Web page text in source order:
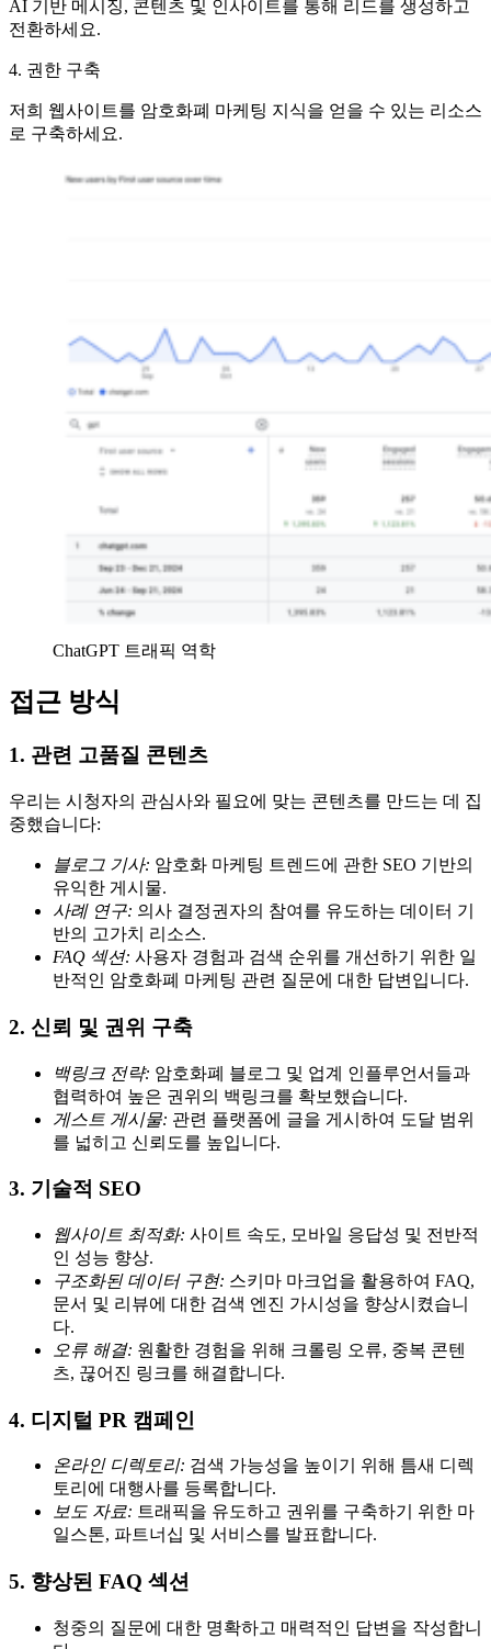
AI 기반 메시징, 콘텐츠 및 인사이트를 통해 리드를 생성하고
전환하세요.
4. 권한 구축
저희 웹사이트를 암호화폐 마케팅 지식을 얻을 수 있는 리소스
로 구축하세요.
ChatGPT 트래픽 역학
접근 방식
1. 관련 고품질 콘텐츠
우리는 시청자의 관심사와 필요에 맞는 콘텐츠를 만드는 데 집
중했습니다:
블로그 기사: 암호화 마케팅 트렌드에 관한 SEO 기반의
유익한 게시물.
사례 연구: 의사 결정권자의 참여를 유도하는 데이터 기
반의 고가치 리소스.
FAQ 섹션: 사용자 경험과 검색 순위를 개선하기 위한 일
반적인 암호화폐 마케팅 관련 질문에 대한 답변입니다.
2. 신뢰 및 권위 구축
백링크 전략: 암호화폐 블로그 및 업계 인플루언서들과
협력하여 높은 권위의 백링크를 확보했습니다.
게스트 게시물: 관련 플랫폼에 글을 게시하여 도달 범위
를 넓히고 신뢰도를 높입니다.
3. 기술적 SEO
웹사이트 최적화: 사이트 속도, 모바일 응답성 및 전반적
인 성능 향상.
구조화된 데이터 구현: 스키마 마크업을 활용하여 FAQ,
문서 및 리뷰에 대한 검색 엔진 가시성을 향상시켰습니
다.
오류 해결: 원활한 경험을 위해 크롤링 오류, 중복 콘텐
츠, 끊어진 링크를 해결합니다.
4. 디지털 PR 캠페인
온라인 디렉토리: 검색 가능성을 높이기 위해 틈새 디렉
토리에 대행사를 등록합니다.
보도 자료: 트래픽을 유도하고 권위를 구축하기 위한 마
일스톤, 파트너십 및 서비스를 발표합니다.
5. 향상된 FAQ 섹션
청중의 질문에 대한 명확하고 매력적인 답변을 작성합니